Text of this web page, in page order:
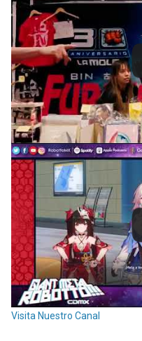
Visita Nuestro Canal